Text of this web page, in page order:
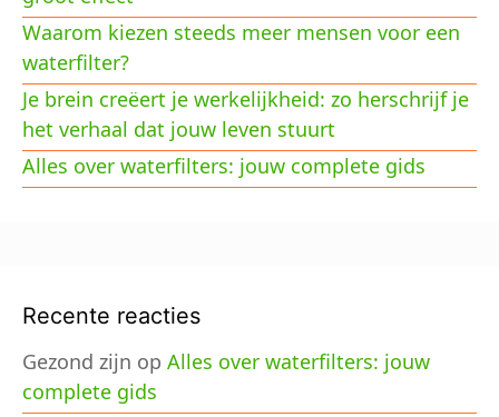
Waarom kiezen steeds meer mensen voor een
waterfilter?
Je brein creëert je werkelijkheid: zo herschrijf je
het verhaal dat jouw leven stuurt
Alles over waterfilters: jouw complete gids
Recente reacties
Gezond zijn op Alles over waterfilters: jouw
complete gids